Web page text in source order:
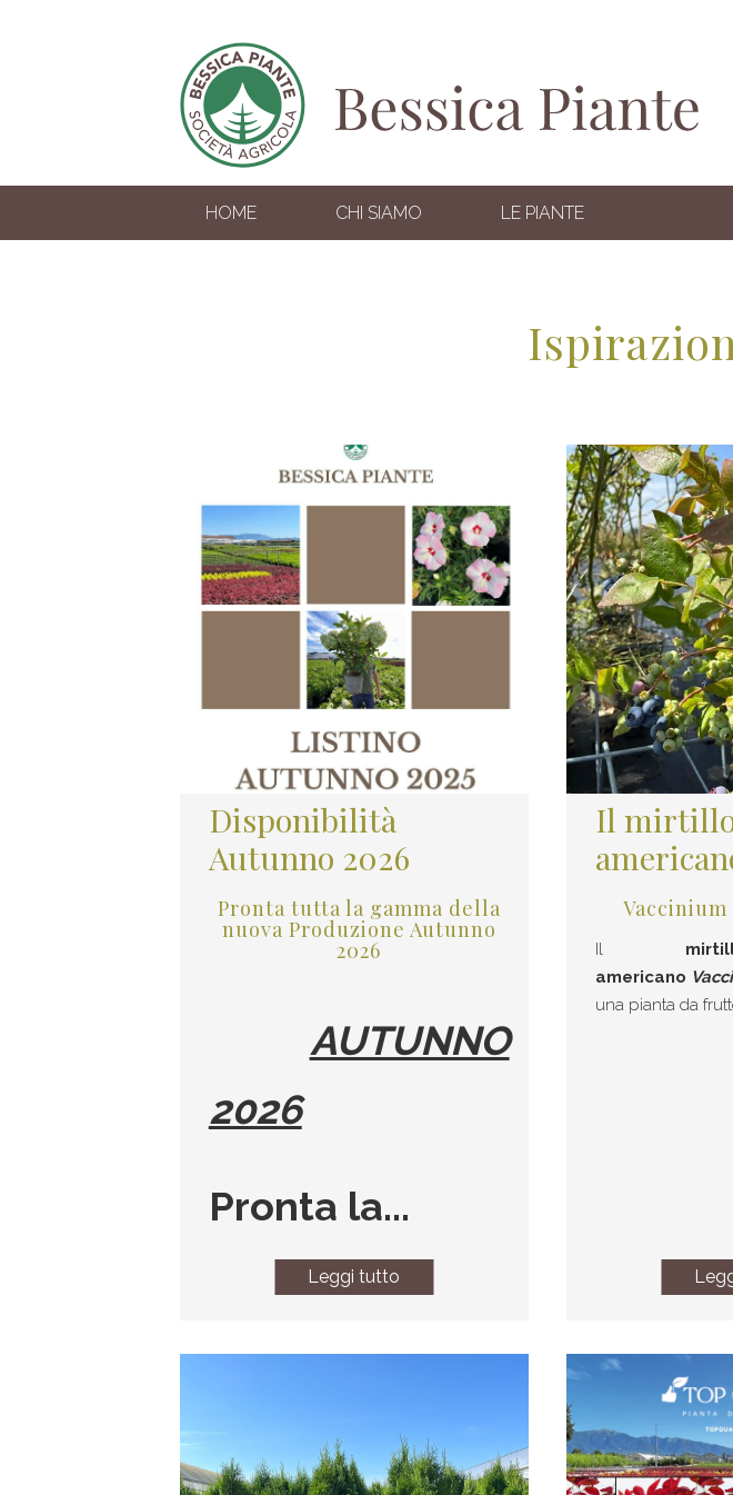
HOME CHI SIAMO LE PIANTE
Disponibilità
Autunno 2026
Pronta tutta la gamma della
nuova Produzione Autunno
2026
AUTUNNO
2026
Pronta la...
Leggi tutto
Il
Vaccinium
Il
americano
una pianta da